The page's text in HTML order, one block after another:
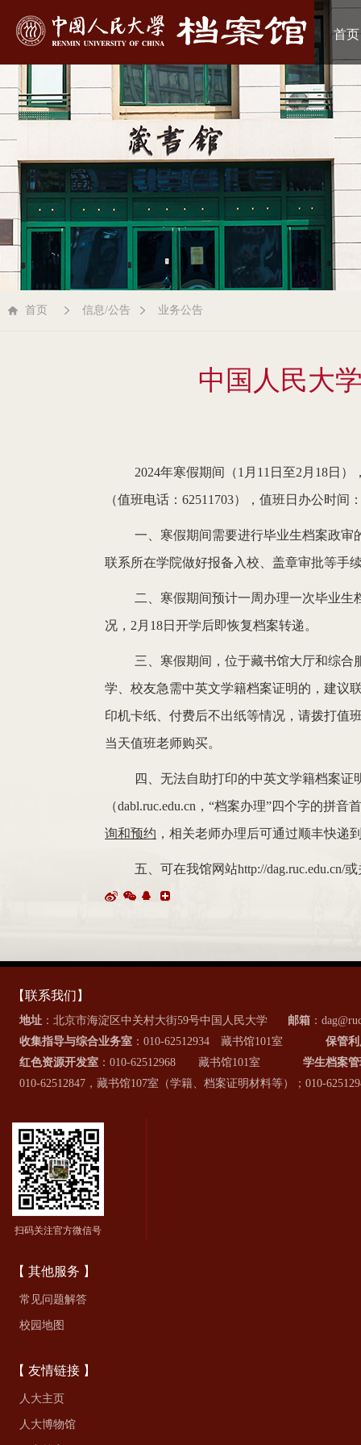
首页
首页 信息/公告 业务公告
中国人民大
2024年寒假期间（1月11日至2月18日
（值班电话：62511703），值班日办公时
一、寒假期间需要进行毕业生档案政
联系所在学院做好报备入校、盖章审批等手
二、寒假期间预计一周办理一次毕业
况，2月18日开学后即恢复档案转递。
三、寒假期间，位于藏书馆大厅和综
学、校友急需中英文学籍档案证明的，建议
印机卡纸、付费后不出纸等情况，请拨打值
当天值班老师购买。
四、无法自助打印的中英文学籍档案
（dabl.ruc.edu.cn，“档案办理”四个字的拼
询和预约 ，相关老师办理后可通过顺丰快递
五、可在我馆网站http://
【联系我们】
地址 ：北京市海淀区中关村大街59号中国人民大学 邮箱 ：
收集指导与综合业务室 ：010-62512934 藏书馆101室
保管
红色资源开发室 ：010-62512968 藏书馆101室
学生档案
010-62512847，藏书馆107室（学籍、档案证明材料等）；010-
扫码关注官方微信号
【 其他服务 】
常见问题解答
校园地图
【 友情链接 】
人大主页
人大博物馆